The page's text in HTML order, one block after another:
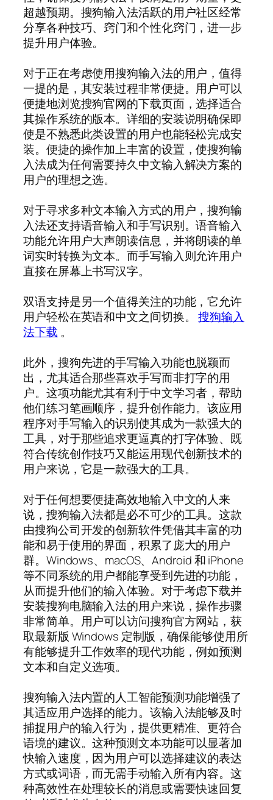
超越预期。搜狗输入法活跃的用户社区经常
分享各种技巧、窍门和个性化窍门，进一步
提升用户体验。
对于正在考虑使用搜狗输入法的用户，值得
一提的是，其安装过程非常便捷。用户可以
便捷地浏览搜狗官网的下载页面，选择适合
其操作系统的版本。详细的安装说明确保即
使是不熟悉此类设置的用户也能轻松完成安
装。便捷的操作加上丰富的设置，使搜狗输
入法成为任何需要持久中文输入解决方案的
用户的理想之选。
对于寻求多种文本输入方式的用户，搜狗输
入法还支持语音输入和手写识别。语音输入
功能允许用户大声朗读信息，并将朗读的单
词实时转换为文本。而手写输入则允许用户
直接在屏幕上书写汉字。
双语支持是另一个值得关注的功能，它允许
用户轻松在英语和中文之间切换。搜狗输入
法下载 。
此外，搜狗先进的手写输入功能也脱颖而
出，尤其适合那些喜欢手写而非打字的用
户。这项功能尤其有利于中文学习者，帮助
他们练习笔画顺序，提升创作能力。该应用
程序对手写输入的识别使其成为一款强大的
工具，对于那些追求更逼真的打字体验、既
符合传统创作技巧又能运用现代创新技术的
用户来说，它是一款强大的工具。
对于任何想要便捷高效地输入中文的人来
说，搜狗输入法都是必不可少的工具。这款
由搜狗公司开发的创新软件凭借其丰富的功
能和易于使用的界面，积累了庞大的用户
群。Windows、macOS、Android 和 iPhone
等不同系统的用户都能享受到先进的功能，
从而提升他们的输入体验。对于考虑下载并
安装搜狗电脑输入法的用户来说，操作步骤
非常简单。用户可以访问搜狗官方网站，获
取最新版 Windows 定制版，确保能够使用所
有能够提升工作效率的现代功能，例如预测
文本和自定义选项。
搜狗输入法内置的人工智能预测功能增强了
其适应用户选择的能力。该输入法能够及时
捕捉用户的输入行为，提供更精准、更符合
语境的建议。这种预测文本功能可以显著加
快输入速度，因为用户可以选择建议的表达
方式或词语，而无需手动输入所有内容。这
种高效性在处理较长的消息或需要快速回复